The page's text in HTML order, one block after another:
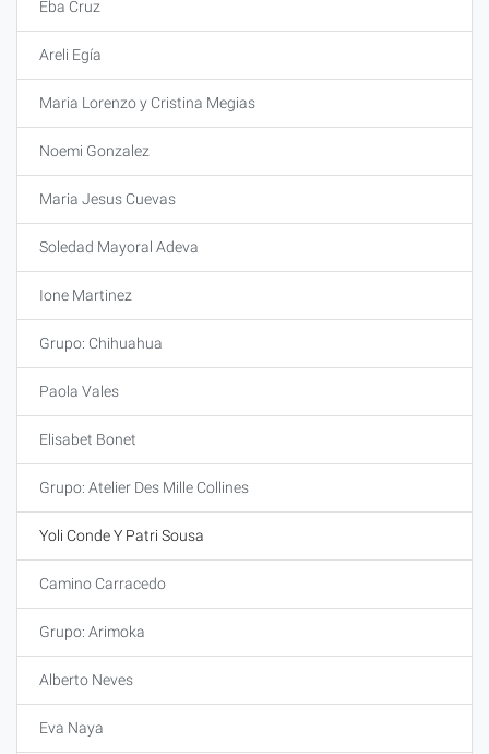
Eba Cruz
Areli Egía
Maria Lorenzo y Cristina Megias
Noemi Gonzalez
Maria Jesus Cuevas
Soledad Mayoral Adeva
Ione Martinez
Grupo: Chihuahua
Paola Vales
Elisabet Bonet
Grupo: Atelier Des Mille Collines
Yoli Conde Y Patri Sousa
Camino Carracedo
Grupo: Arimoka
Alberto Neves
Eva Naya